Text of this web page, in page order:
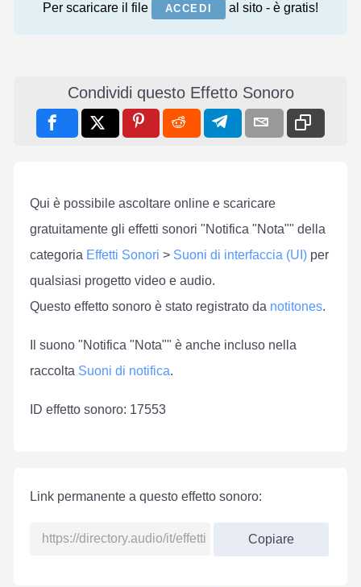
Per scaricare il file ACCEDI al sito - è gratis!
Condividi questo Effetto Sonoro
Qui è possibile ascoltare online e scaricare
gratuitamente gli effetti sonori "Notifica "Nota"" della
categoria Effetti Sonori > Suoni di interfaccia (UI) per
qualsiasi progetto video e audio.
Questo effetto sonoro è stato registrato da notitones.
Il suono "Notifica "Nota"" è anche incluso nella
raccolta Suoni di notifica.
ID effetto sonoro: 17553
Link permanente a questo effetto sonoro:
Copiare